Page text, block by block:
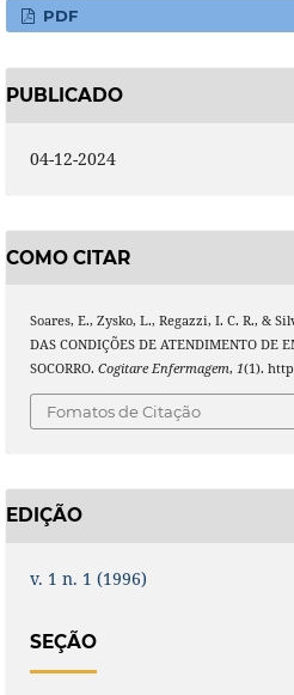
PDF
PUBLICADO
04-12-2024
COMO CITAR
Soares, E., Zysko, L., Regazzi, I. C. R., &
DAS CONDIÇÕES DE ATENDIMENTO DE
SOCORRO. Cogitare Enfermagem, 1(1).
Fomatos de Citação
EDIÇÃO
v. 1 n. 1 (1996)
SEÇÃO